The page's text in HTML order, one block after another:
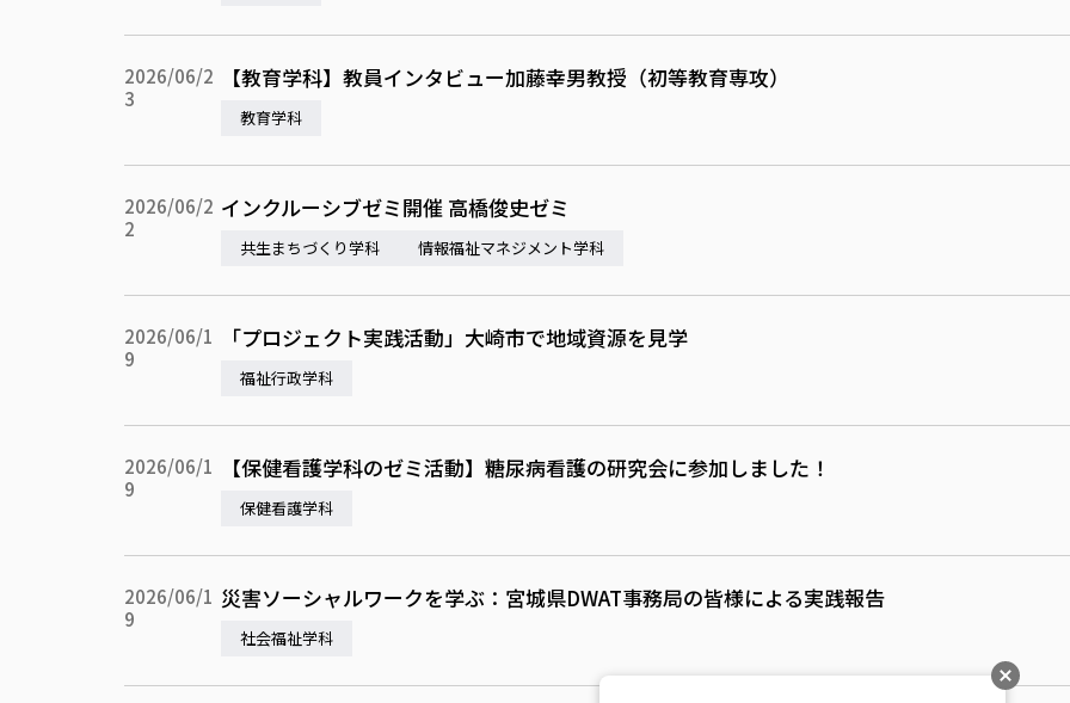
2026/06/2
3
【教育学科】教員インタビュー加藤幸男教授（初等教育専攻）
教育学科
2026/06/2
2
インクルーシブゼミ開催 高橋俊史ゼミ
共生まちづくり学科 情報福祉マネジメント学科
2026/06/1
9
「プロジェクト実践活動」大崎市で地域資源を見学
福祉行政学科
2026/06/1
9
【保健看護学科のゼミ活動】糖尿病看護の研究会に参加しました！
保健看護学科
2026/06/1
9
災害ソーシャルワークを学ぶ：宮城県DWAT事務局の皆様による実践報告
社会福祉学科